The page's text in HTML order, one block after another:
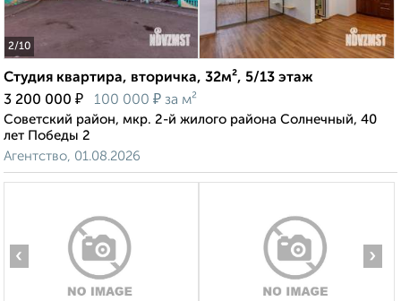
2/10
Студия квартира, вторичка, 32м², 5/13 этаж
3 200 000 ₽ 100 000 ₽ за м²
Советский район, мкр. 2-й жилого района Солнечный, 40
лет Победы 2
Агентство, 01.08.2026
‹ ›